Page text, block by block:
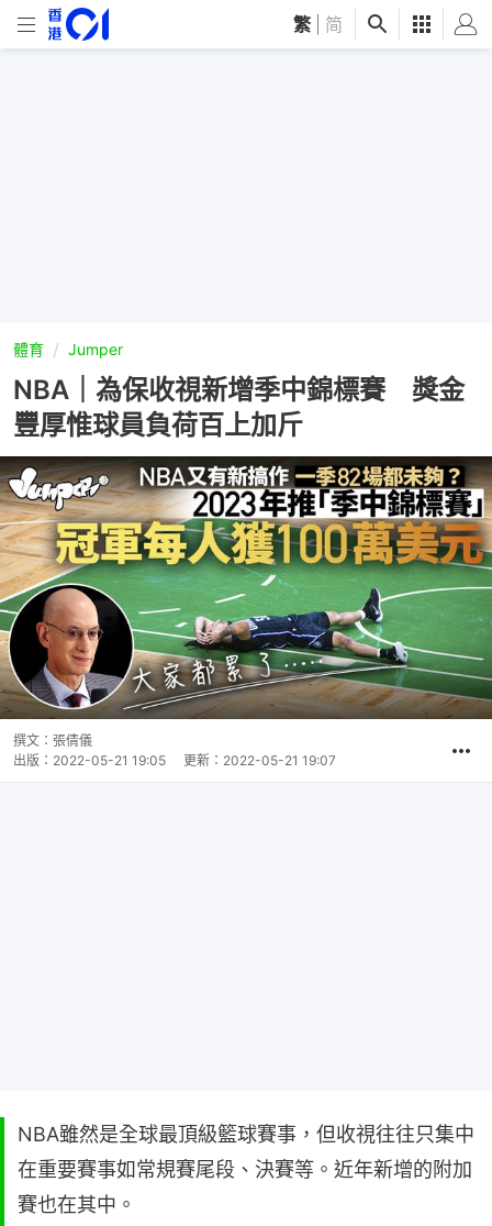
繁 简
體育 Jumper
NBA｜為保收視新增季中錦標賽 獎金
豐厚惟球員負荷百上加斤
撰文： 張倩儀
出版： 2022-05-21 19:05 更新： 2022-05-21 19:07
NBA雖然是全球最頂級籃球賽事，但收視往往只集中
在重要賽事如常規賽尾段、決賽等。近年新增的附加
賽也在其中。